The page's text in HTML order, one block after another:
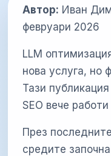
Автор: Иван
февруари 2026
LLM
нова услуга, но
Тази
SEO вече
През
средите